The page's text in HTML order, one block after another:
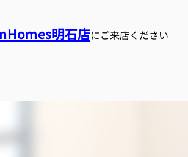
明石店にご来店ください